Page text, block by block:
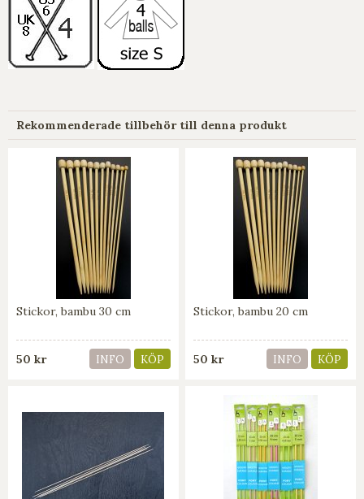
Rekommenderade tillbehör till denna produkt
Stickor, bambu 30 cm
50 kr INFO KÖP
Stickor, bambu 20 cm
50 kr INFO KÖP